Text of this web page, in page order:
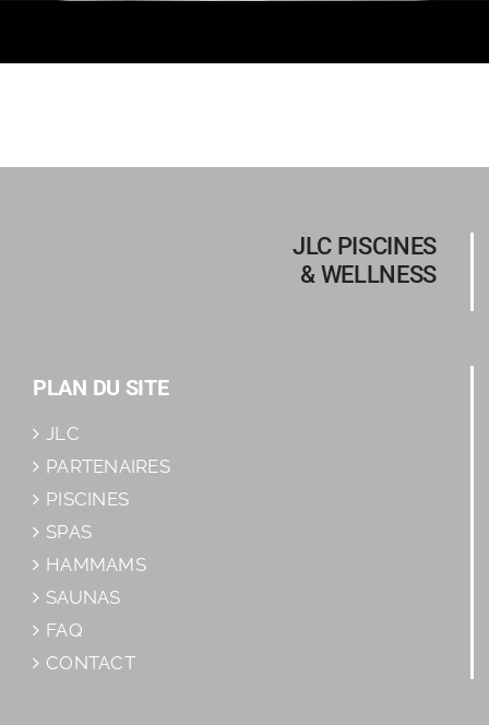
JLC PISCINES
& WELLNESS
PLAN DU SITE
JLC
PARTENAIRES
PISCINES
SPAS
HAMMAMS
SAUNAS
FAQ
CONTACT